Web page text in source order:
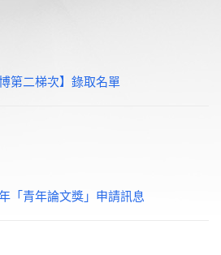
第二梯次】錄取名單
「青年論文獎」申請訊息